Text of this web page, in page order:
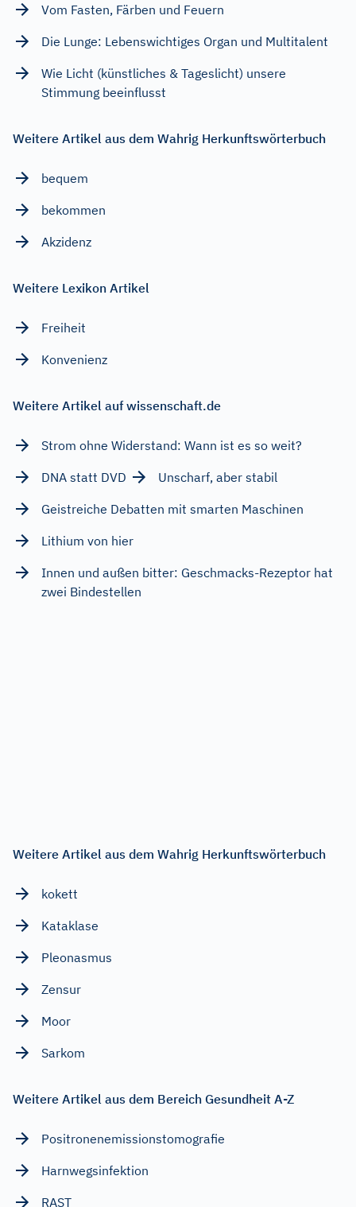
Vom Fasten, Färben und Feuern
Die Lunge: Lebenswichtiges Organ und Multitalent
Wie Licht (künstliches & Tageslicht) unsere
Stimmung beeinflusst
Weitere Artikel aus dem Wahrig Herkunftswörterbuch
bequem
bekommen
Akzidenz
Weitere Lexikon Artikel
Freiheit
Konvenienz
Weitere Artikel auf wissenschaft.de
Strom ohne Widerstand: Wann ist es so weit?
DNA statt DVD
Unscharf, aber stabil
Geistreiche Debatten mit smarten Maschinen
Lithium von hier
Innen und außen bitter: Geschmacks-Rezeptor hat
zwei Bindestellen
Weitere Artikel aus dem Wahrig Herkunftswörterbuch
kokett
Kataklase
Pleonasmus
Zensur
Moor
Sarkom
Weitere Artikel aus dem Bereich Gesundheit A-Z
Positronenemissionstomografie
Harnwegsinfektion
RAST